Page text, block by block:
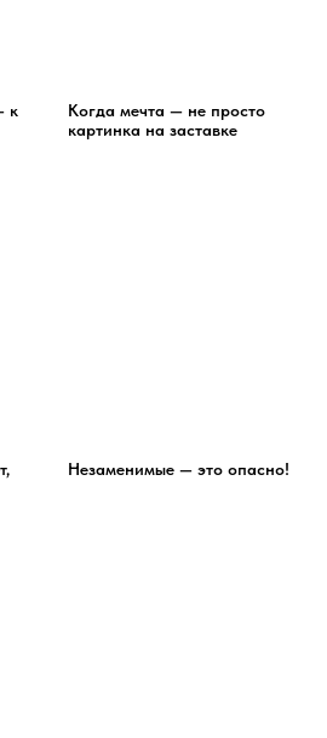
к
Когда мечта — не просто
картинка на заставке
Незаменимые — это опасно!